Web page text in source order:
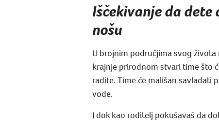
Iščekivanje da
nošu
U brojnim područjima svog
krajnje prirodnom stvari time što
radite. Time će mališan savladati
vode.
I dok kao roditelj pokušavaš da